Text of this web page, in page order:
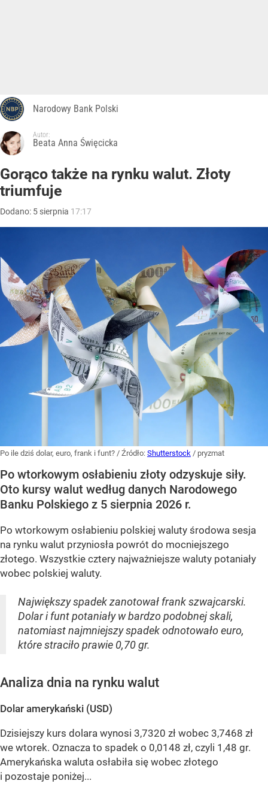
Narodowy Bank Polski
Autor:
Beata Anna Święcicka
Gorąco także na rynku walut. Złoty
triumfuje
Dodano: 5 sierpnia 17:17
Po ile dziś dolar, euro, frank i funt? / Źródło: Shutterstock / pryzmat
Po wtorkowym osłabieniu złoty odzyskuje siły.
Oto kursy walut według danych Narodowego
Banku Polskiego z 5 sierpnia 2026 r.
Po wtorkowym osłabieniu polskiej waluty środowa sesja
na rynku walut przyniosła powrót do mocniejszego
złotego. Wszystkie cztery najważniejsze waluty potaniały
wobec polskiej waluty.
Największy spadek zanotował frank szwajcarski.
Dolar i funt potaniały w bardzo podobnej skali,
natomiast najmniejszy spadek odnotowało euro,
które straciło prawie 0,70 gr.
Analiza dnia na rynku walut
Dolar amerykański (USD)
Dzisiejszy kurs dolara wynosi 3,7320 zł wobec 3,7468 zł
we wtorek. Oznacza to spadek o 0,0148 zł, czyli 1,48 gr.
Amerykańska waluta osłabiła się wobec złotego
i pozostaje poniżej...